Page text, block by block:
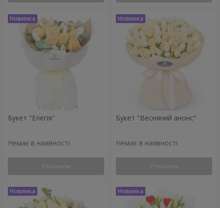
Букет "Елегія"
Немає в наявності
Уточнити
Букет "Весняний анонс"
Немає в наявності
Уточнити